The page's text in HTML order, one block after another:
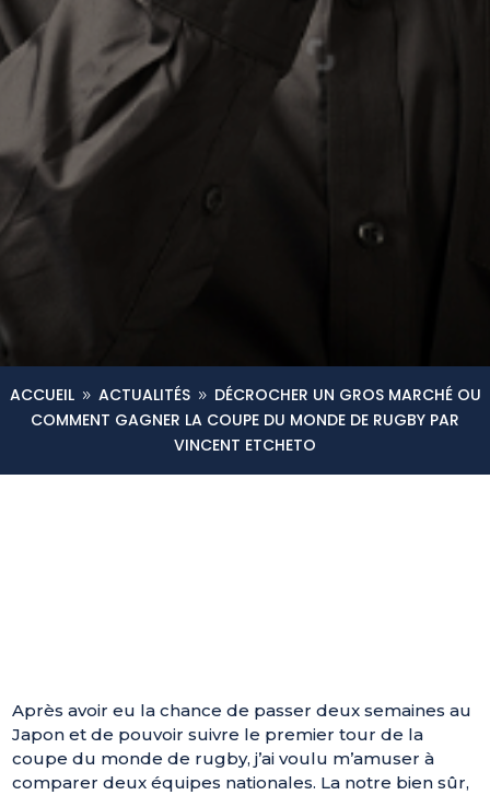
ACCUEIL 9 ACTUALITÉS 9 DÉCROCHER UN GROS MARCHÉ OU
COMMENT GAGNER LA COUPE DU MONDE DE RUGBY PAR
VINCENT ETCHETO
Après avoir eu la chance de passer deux semaines au
Japon et de pouvoir suivre le premier tour de la
coupe du monde de rugby, j’ai voulu m’amuser à
comparer deux équipes nationales. La notre bien sûr,